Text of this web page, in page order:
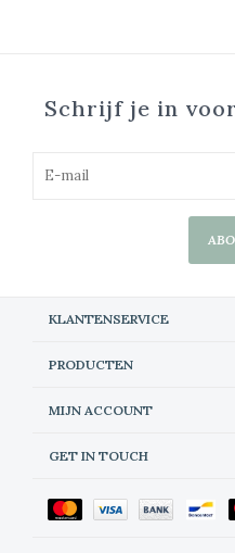
Schrijf je in
KLANTENSERVICE
PRODUCTEN
MIJN ACCOUNT
GET IN TOUCH